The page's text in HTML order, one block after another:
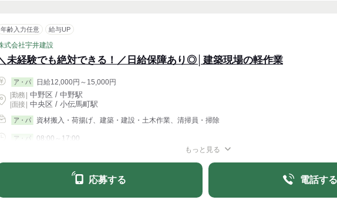
年齢入力任意 給与UP
式会社宇井建設
未経験でも絶対できる！／日給保障あり◎│建築現場の軽作業
ア・パ
日給12,000円～15,000円
|勤務 中野区 / 中野駅
| 面接 | 中央区 / 小伝馬町駅
ア・パ 資材搬入・荷揚げ、建築・建設・土木作業、清掃員・掃除
ア・パ 08:00～17:00
もっと見る
応募する 電話する